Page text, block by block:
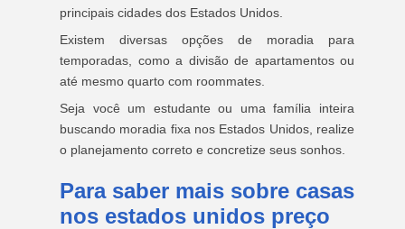
principais cidades dos Estados Unidos.
Existem diversas opções de moradia para
temporadas, como a divisão de apartamentos ou
até mesmo quarto com roommates.
Seja você um estudante ou uma família inteira
buscando moradia fixa nos Estados Unidos, realize
o planejamento correto e concretize seus sonhos.
Para saber mais sobre casas
nos estados unidos preço